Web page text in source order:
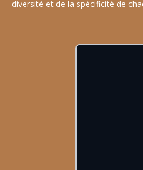
diversité et de la spécificité de